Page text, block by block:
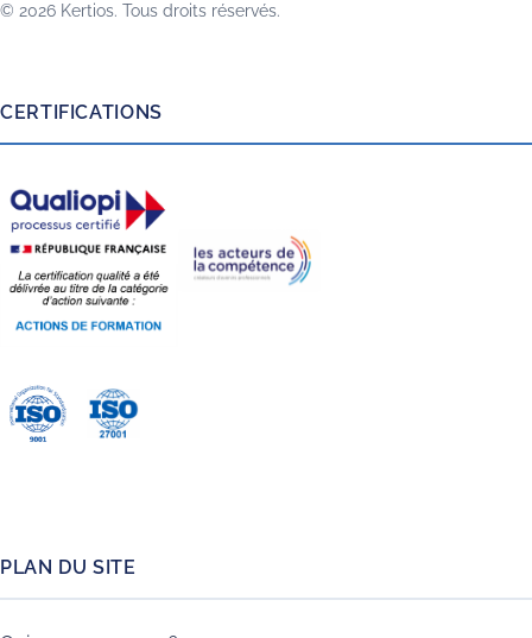
© 2026 Kertios. Tous droits réservés.
CERTIFICATIONS
PLAN DU SITE